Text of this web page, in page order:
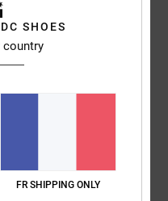
SHOES
country
FR SHIPPING ONLY